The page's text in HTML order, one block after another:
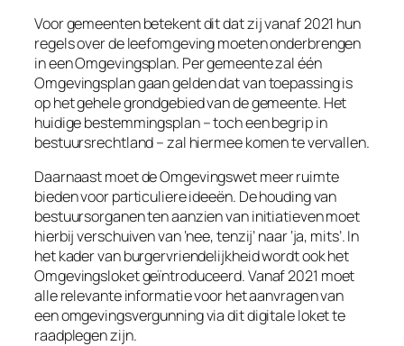
Voor gemeenten betekent dit dat zij vanaf 2021 hun
regels over de leefomgeving moeten onderbrengen
in een Omgevingsplan. Per gemeente zal één
Omgevingsplan gaan gelden dat van toepassing is
op het gehele grondgebied van de gemeente. Het
huidige bestemmingsplan – toch een begrip in
bestuursrechtland – zal hiermee komen te vervallen.
Daarnaast moet de Omgevingswet meer ruimte
bieden voor particuliere ideeën. De houding van
bestuursorganen ten aanzien van initiatieven moet
hierbij verschuiven van ‘nee, tenzij’ naar ‘ja, mits’. In
het kader van burgervriendelijkheid wordt ook het
Omgevingsloket geïntroduceerd. Vanaf 2021 moet
alle relevante informatie voor het aanvragen van
een omgevingsvergunning via dit digitale loket te
raadplegen zijn.